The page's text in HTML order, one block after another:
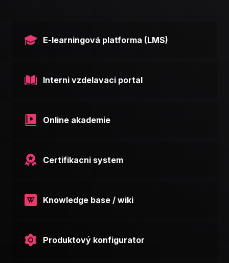
E-learningová platforma (LMS)
Interni vzdelavaci portal
Online akademie
Certifikacni system
Knowledge base / wiki
Produktový konfigurator